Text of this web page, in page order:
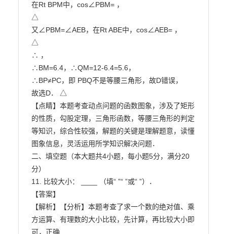
在Rt BPM中，cos∠PBM= ，
△
又∠PBM=∠AEB，在Rt ABE中，cos∠AEB= ，
△
∴ ，
∴BM=6.4，∴QM=12-6.4=5.6，
∴BP≠PC，即 PBQ不是等腰三角形，故D错误，
故选D． △
【点睛】本题考查动点问题的函数图象，涉及了矩形
的性质，勾股定理，三角形函数，等腰三角形的判定
等知识，综合性较强，解题的关键是理解题意，读懂
图象信息，灵活运用所学知识解决问题．
二、填空题（本大题共4小题，每小题5分，满分20
分）
11. 比较大小： ____ （填“ ”“ ”或“ ”）．
【答案】
【解析】【分析】本题考查了求一个数的绝对值、乘
方运算、有理数的大小比较，先计算，再比较大小即
可，正确